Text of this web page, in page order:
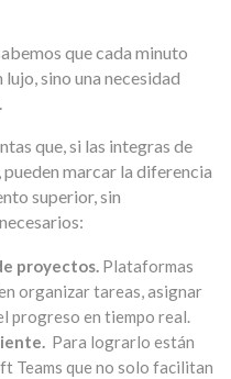
que cada minuto
sino una necesidad
que, si las integras de
marcar la diferencia
superior, sin
proyectos. Plataformas
organizar tareas, asignar
progreso en tiempo real.
Para lograrlo están
Teams que no solo facilitan